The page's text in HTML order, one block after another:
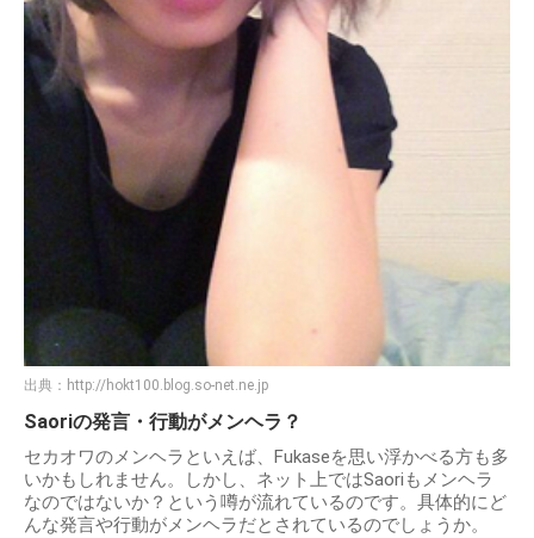
出典： http://hokt100.blog.so-net.ne.jp
Saoriの発言・行動がメンヘラ？
セカオワのメンヘラといえば、Fukaseを思い浮かべる方も多
いかもしれません。しかし、ネット上ではSaoriもメンヘラ
なのではないか？という噂が流れているのです。具体的にど
んな発言や行動がメンヘラだとされているのでしょうか。